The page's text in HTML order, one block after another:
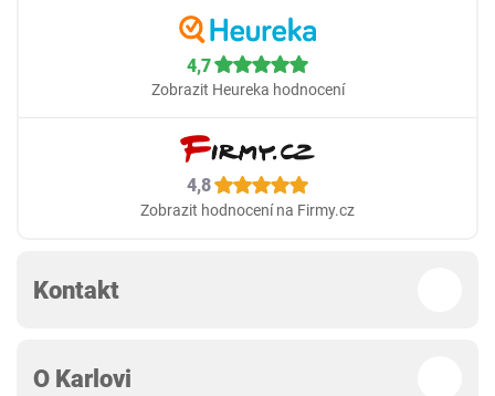
4,7
Zobrazit Heureka hodnocení
4,8
Zobrazit hodnocení na Firmy.cz
Kontakt
O Karlovi